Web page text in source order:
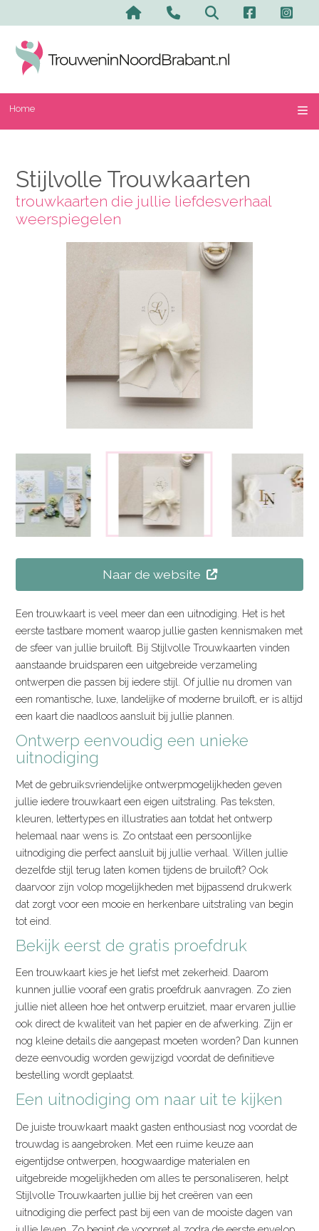
Home
Stijlvolle Trouwkaarten
trouwkaarten die jullie liefdesverhaal
weerspiegelen
Naar de website
Een trouwkaart is veel meer dan een uitnodiging. Het is het
eerste tastbare moment waarop jullie gasten kennismaken met
de sfeer van jullie bruiloft. Bij Stijlvolle Trouwkaarten vinden
aanstaande bruidsparen een uitgebreide verzameling
ontwerpen die passen bij iedere stijl. Of jullie nu dromen van
een romantische, luxe, landelijke of moderne bruiloft, er is altijd
een kaart die naadloos aansluit bij jullie plannen.
Ontwerp eenvoudig een unieke
uitnodiging
Met de gebruiksvriendelijke ontwerpmogelijkheden geven
jullie iedere trouwkaart een eigen uitstraling. Pas teksten,
kleuren, lettertypes en illustraties aan totdat het ontwerp
helemaal naar wens is. Zo ontstaat een persoonlijke
uitnodiging die perfect aansluit bij jullie verhaal. Willen jullie
dezelfde stijl terug laten komen tijdens de bruiloft? Ook
daarvoor zijn volop mogelijkheden met bijpassend drukwerk
dat zorgt voor een mooie en herkenbare uitstraling van begin
tot eind.
Bekijk eerst de gratis proefdruk
Een trouwkaart kies je het liefst met zekerheid. Daarom
kunnen jullie vooraf een gratis proefdruk aanvragen. Zo zien
jullie niet alleen hoe het ontwerp eruitziet, maar ervaren jullie
ook direct de kwaliteit van het papier en de afwerking. Zijn er
nog kleine details die aangepast moeten worden? Dan kunnen
deze eenvoudig worden gewijzigd voordat de definitieve
bestelling wordt geplaatst.
Een uitnodiging om naar uit te kijken
De juiste trouwkaart maakt gasten enthousiast nog voordat de
trouwdag is aangebroken. Met een ruime keuze aan
eigentijdse ontwerpen, hoogwaardige materialen en
uitgebreide mogelijkheden om alles te personaliseren, helpt
Stijlvolle Trouwkaarten jullie bij het creëren van een
uitnodiging die perfect past bij een van de mooiste dagen van